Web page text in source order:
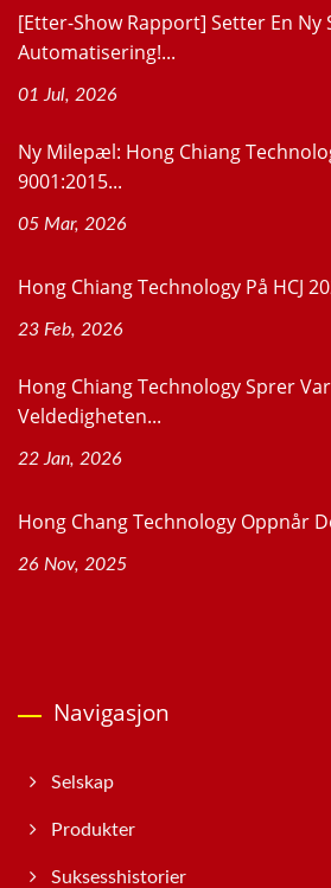
[Etter-Show Rapport] Setter En Ny
Automatisering!...
01 Jul, 2026
Ny Milepæl: Hong Chiang
9001:2015...
05 Mar, 2026
Hong Chiang Technology På HCJ
23 Feb, 2026
Hong Chiang Technology Sprer
Veldedigheten...
22 Jan, 2026
Hong Chang Technology Oppnår
26 Nov, 2025
Navigasjon
Selskap
Produkter
Suksesshistorier